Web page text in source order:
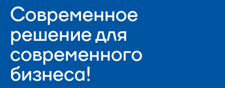
Современное
решение для
современного
бизнеса!